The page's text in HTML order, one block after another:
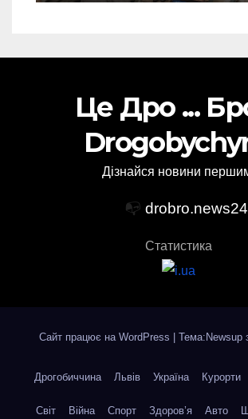
Це Дро ...
Дізнайся новини
📭
Статистика
Сайт працює на WordPress Тема:Newsup
Дрогобиччина Львів Україна Курорти
Світ Війна Спорт Здоров’я Авто